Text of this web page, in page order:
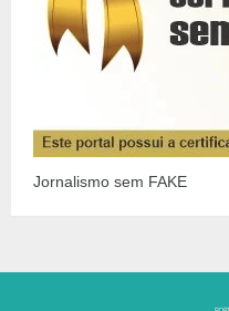
Jornalismo sem FAKE